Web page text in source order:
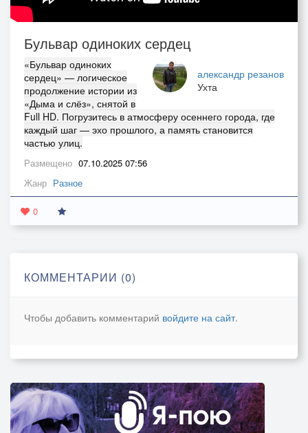
Бульвар одиноких сердец
александр резанов
Ухта
«Бульвар одиноких
сердец» — логическое
продолжение истории из
«Дыма и слёз», снятой в
Full HD. Погрузитесь в атмосферу осеннего города, где
каждый шаг — эхо прошлого, а память становится
частью улиц.
Размещено 07.10.2025 07:56
Жанр Разное
0
КОММЕНТАРИИ (0)
Чтобы добавить комментарий войдите на сайт.